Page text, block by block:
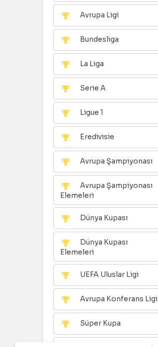
Avrupa Ligi
Bundesliga
La Liga
Serie A
Ligue 1
Eredivisie
Avrupa Şampiyonası
Avrupa Şampiyonası
Elemeleri
Dünya Kupası
Dünya Kupası
Elemeleri
UEFA Uluslar Ligi
Avrupa Konferans Ligi
Süper Kupa